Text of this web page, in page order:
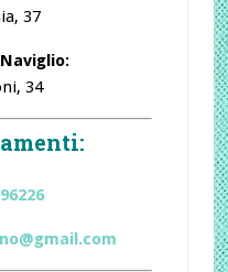
37
34